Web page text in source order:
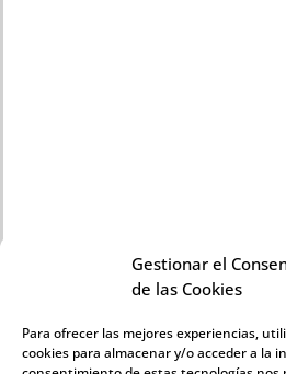
Gestionar el
de las Cookies
Para ofrecer las mejores experiencias,
cookies para almacenar y/o acceder a la
INFORMACIÓN LEGAL